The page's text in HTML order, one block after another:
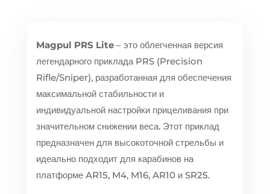
Magpul PRS Lite– это облегченная версия
легендарного приклада PRS (Precision
Rifle/Sniper), разработанная для обеспечения
максимальной стабильности и
индивидуальной настройки прицеливания при
значительном снижении веса. Этот приклад
предназначен для высокоточной стрельбы и
идеально подходит для карабинов на
платформе AR15, M4, M16, AR10 и SR25.